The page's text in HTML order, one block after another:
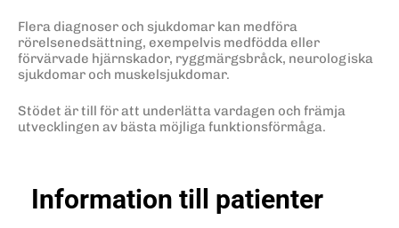
Flera diagnoser och sjukdomar kan medföra
rörelsenedsättning, exempelvis medfödda eller
förvärvade hjärnskador, ryggmärgsbråck, neurologiska
sjukdomar och muskelsjukdomar.
Stödet är till för att underlätta vardagen och främja
utvecklingen av bästa möjliga funktionsförmåga.
Information till patienter